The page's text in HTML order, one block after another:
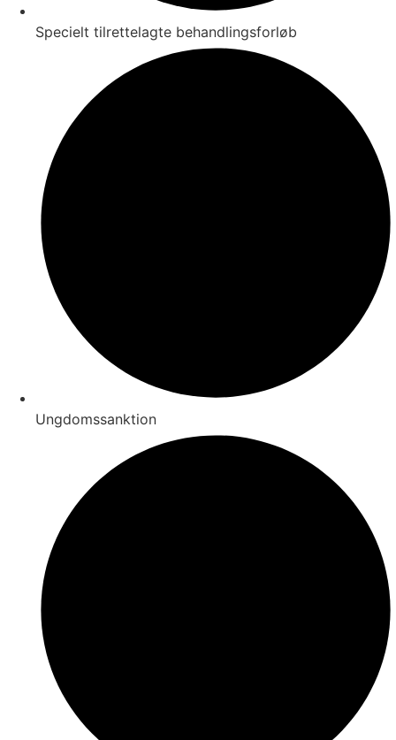
Specielt tilrettelagte behandlingsforløb
Ungdomssanktion